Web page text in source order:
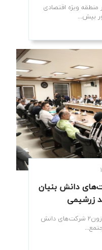
فناورانه پتروفن زون۲ در منطقه ویژه اقتصادی
بیش...
شرکت‌های دانش بنیان
زرشیمی
در ادامه رویداد فناورانه پتروفن زون۲ شرکت‌های دانش